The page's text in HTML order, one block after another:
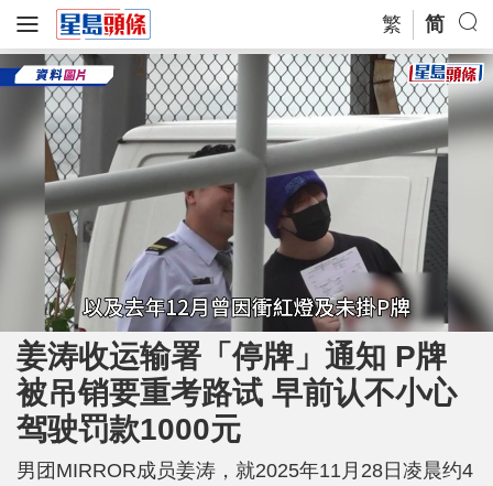
繁 简
U
n
m
u
t
e
L
o
:
8
5
.
6
5
姜涛收运输署「停牌」通知 P牌
被吊销要重考路试 早前认不小心
驾驶罚款1000元
男团MIRROR成员姜涛，就2025年11月28日凌晨约4